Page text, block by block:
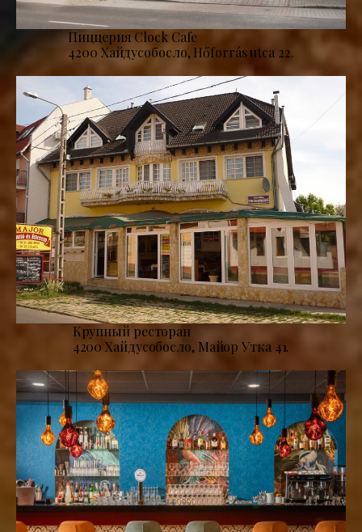
Пиццерия Clock Cafe
4200 Хайдусобосло, Hőforrás utca 22.
Крупный ресторан
4200 Хайдусобосло, Майор Утка 41.